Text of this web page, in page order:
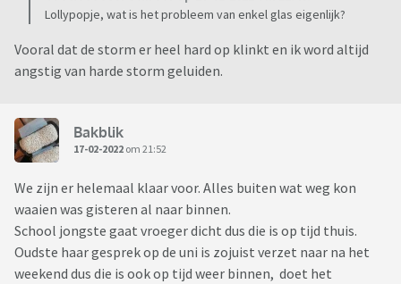
Lollypopje, wat is het probleem van enkel glas eigenlijk?
Vooral dat de storm er heel hard op klinkt en ik word altijd
angstig van harde storm geluiden.
Bakblik
17-02-2022 om 21:52
We zijn er helemaal klaar voor. Alles buiten wat weg kon
waaien was gisteren al naar binnen.
School jongste gaat vroeger dicht dus die is op tijd thuis.
Oudste haar gesprek op de uni is zojuist verzet naar na het
weekend dus die is ook op tijd weer binnen, doet het